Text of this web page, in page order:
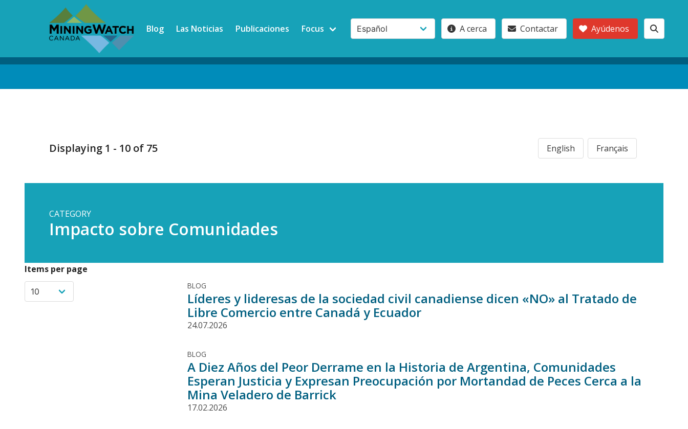
Blog Las Noticias Publicaciones Focus A cerca Contactar Ayúdenos
Displaying 1 - 10 of 75 English Français
CATEGORY
Impacto sobre Comunidades
Items per page
BLOG
Líderes y lideresas de la sociedad civil canadiense dicen «NO» al Tratado de
Libre Comercio entre Canadá y Ecuador
24.07.2026
BLOG
A Diez Años del Peor Derrame en la Historia de Argentina, Comunidades
Esperan Justicia y Expresan Preocupación por Mortandad de Peces Cerca a la
Mina Veladero de Barrick
17.02.2026